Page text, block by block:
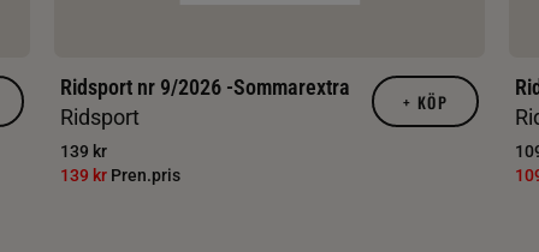
Ridsport nr 9/2026 -Sommarextra
Ridsport
139 kr
139 kr Pren.pris
+ KÖP